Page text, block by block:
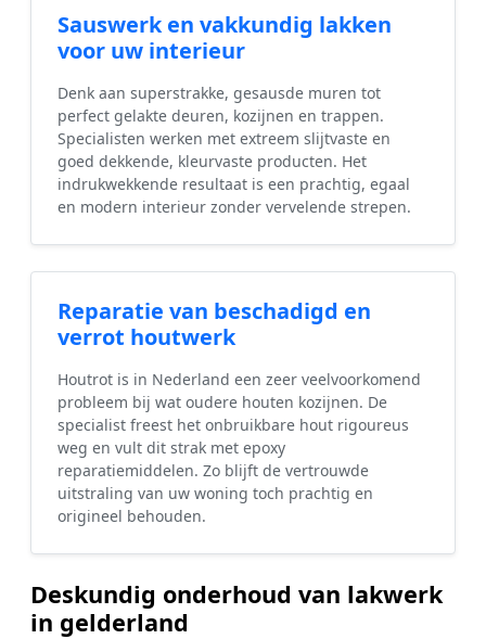
Sauswerk en vakkundig lakken
voor uw interieur
Denk aan superstrakke, gesausde muren tot
perfect gelakte deuren, kozijnen en trappen.
Specialisten werken met extreem slijtvaste en
goed dekkende, kleurvaste producten. Het
indrukwekkende resultaat is een prachtig, egaal
en modern interieur zonder vervelende strepen.
Reparatie van beschadigd en
verrot houtwerk
Houtrot is in Nederland een zeer veelvoorkomend
probleem bij wat oudere houten kozijnen. De
specialist freest het onbruikbare hout rigoureus
weg en vult dit strak met epoxy
reparatiemiddelen. Zo blijft de vertrouwde
uitstraling van uw woning toch prachtig en
origineel behouden.
Deskundig onderhoud van lakwerk
in gelderland